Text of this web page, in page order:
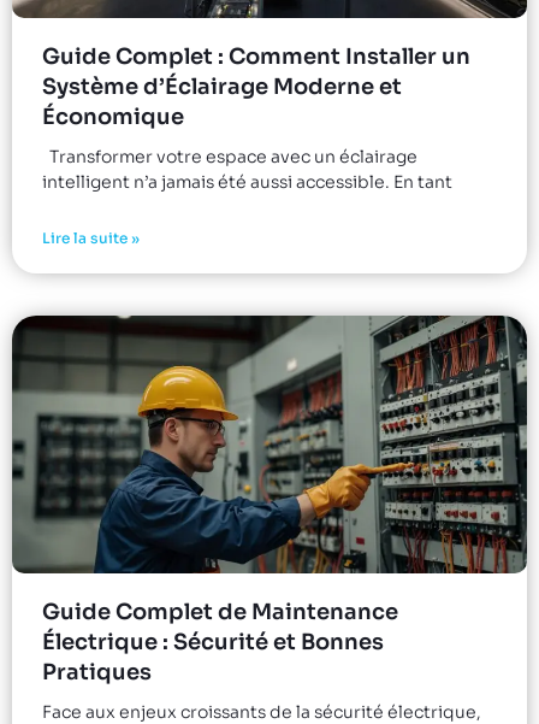
Guide Complet : Comment Installer un
Système d’Éclairage Moderne et
Économique
Transformer votre espace avec un éclairage
intelligent n’a jamais été aussi accessible. En tant
Lire la suite »
Guide Complet de Maintenance
Électrique : Sécurité et Bonnes
Pratiques
Face aux enjeux croissants de la sécurité électrique,